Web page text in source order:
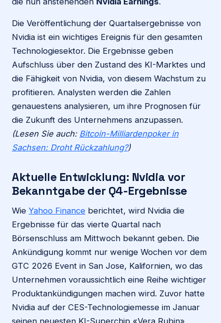
Die Veröffentlichung der Quartalsergebnisse von
Nvidia ist ein wichtiges Ereignis für den gesamten
Technologiesektor. Die Ergebnisse geben
Aufschluss über den Zustand des KI-Marktes und
die Fähigkeit von Nvidia, von diesem Wachstum zu
profitieren. Analysten werden die Zahlen
genauestens analysieren, um ihre Prognosen für
die Zukunft des Unternehmens anzupassen.
(Lesen Sie auch: Bitcoin-Milliardenpoker in
Sachsen: Droht Rückzahlung?)
Aktuelle Entwicklung: Nvidia vor
Bekanntgabe der Q4-Ergebnisse
Wie Yahoo Finance berichtet, wird Nvidia die
Ergebnisse für das vierte Quartal nach
Börsenschluss am Mittwoch bekannt geben. Die
Ankündigung kommt nur wenige Wochen vor dem
GTC 2026 Event in San Jose, Kalifornien, wo das
Unternehmen voraussichtlich eine Reihe wichtiger
Produktankündigungen machen wird. Zuvor hatte
Nvidia auf der CES-Technologiemesse im Januar